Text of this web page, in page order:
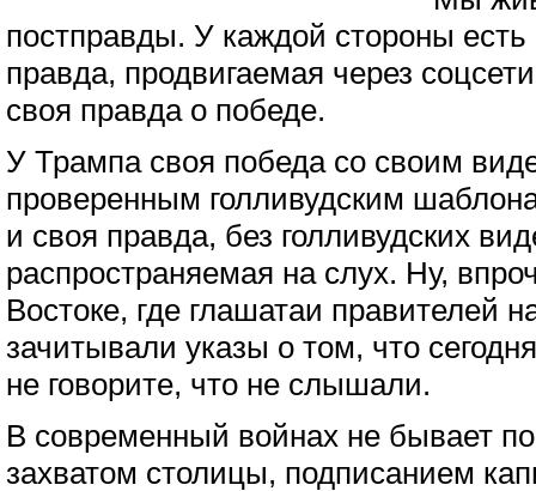
постправды. У каждой стороны есть
правда, продвигаемая через
своя правда о победе.
У Трампа своя победа со своим
проверенным голливудским
и своя правда, без голливудских
распространяемая на слух. Ну,
Востоке, где глашатаи правителей
зачитывали указы о том, что
не говорите, что не слышали.
В современный войнах не бывает
захватом столицы, подписанием